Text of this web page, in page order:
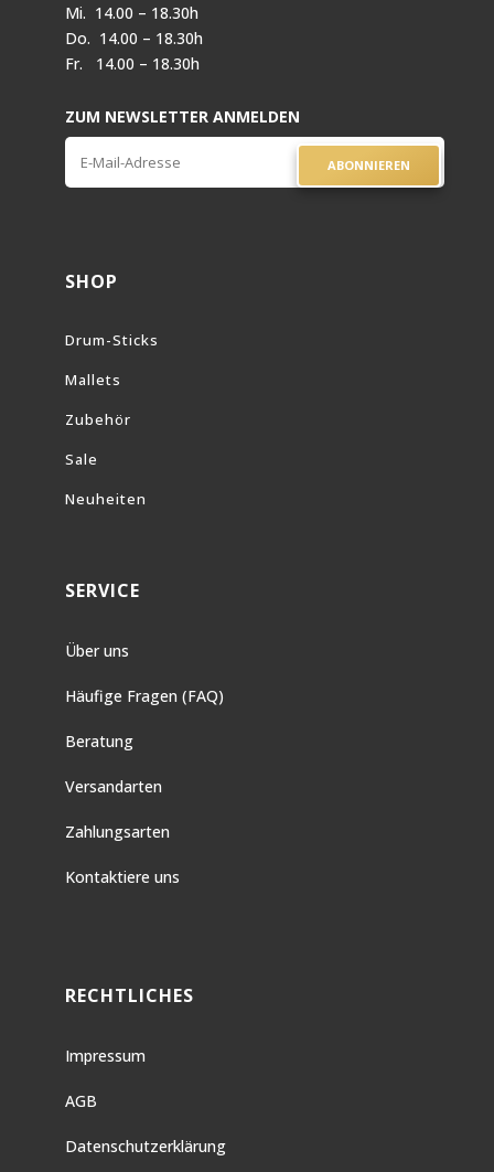
Mi. 14.00 – 18.30h
Do. 14.00 – 18.30h
Fr. 14.00 – 18.30h
ZUM NEWSLETTER ANMELDEN
ABONNIEREN
SHOP
Drum-Sticks
Mallets
Zubehör
Sale
Neuheiten
SERVICE
Über uns
Häufige Fragen (FAQ)
Beratung
Versandarten
Zahlungsarten
Kontaktiere uns
RECHTLICHES
Impressum
AGB
Datenschutzerklärung